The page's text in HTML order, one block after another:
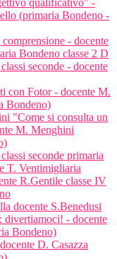
qualificativo" -
(primaria Bondeno -
- docente
Bondeno classe 2 D
seconde - docente
con Fotor - docente M.
Bondeno)
"Come si consulta un
M. Menghini
seconde primaria
T. Ventimigliaria
R.Gentile classe IV
docente S.Benedusi
divertiamoci! - docente
Bondeno)
D. Casazza